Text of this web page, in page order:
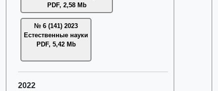
PDF, 2,58 Mb
№ 6 (141) 2023
Естественные науки
PDF, 5,42 Mb
2022